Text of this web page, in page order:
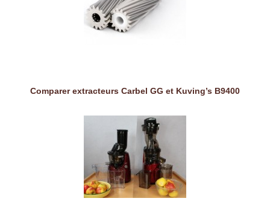
Comparer extracteurs Carbel GG et Kuving’s B9400